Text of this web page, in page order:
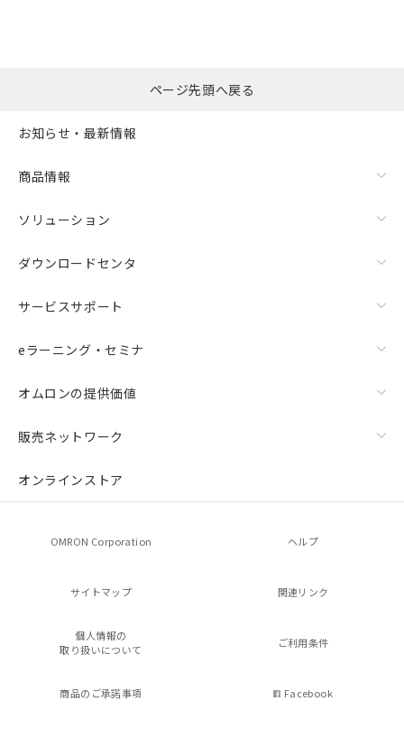
ページ先頭へ戻る
お知らせ・最新情報
商品情報
ソリューション
ダウンロードセンタ
サービスサポート
eラーニング・セミナ
オムロンの提供価値
販売ネットワーク
オンラインストア
OMRON Corporation ヘルプ
サイトマップ 関連リンク
個人情報の
取り扱いについて
ご利用条件
商品のご承諾事項 Facebook